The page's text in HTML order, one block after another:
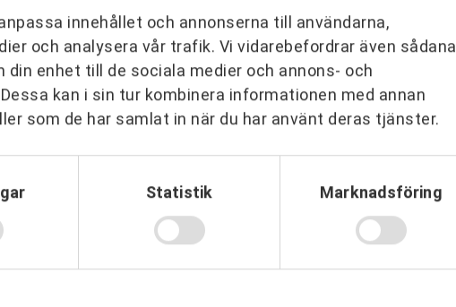
innehållet och annonserna till användarna,
och analysera vår trafik. Vi vidarebefordrar även sådana
enhet till de sociala medier och annons- och
kan i sin tur kombinera informationen med annan
som de har samlat in när du har använt deras tjänster.
Statistik Marknadsföring
över hela Sverige.